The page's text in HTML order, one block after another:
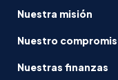
Nuestra misión
Nuestro
Nuestras finanzas